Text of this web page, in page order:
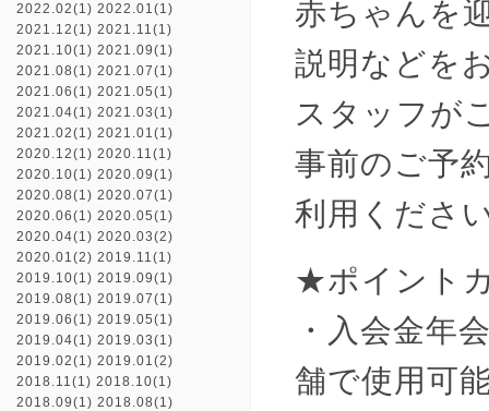
赤ちゃんを
説明などを
スタッフが
事前のご予
利用くださ
★ポイント
・入会金年
舗で使用可
2022.02(1) 2022.01(1)
2021.12(1) 2021.11(1)
2021.10(1) 2021.09(1)
2021.08(1) 2021.07(1)
2021.06(1) 2021.05(1)
2021.04(1) 2021.03(1)
2021.02(1) 2021.01(1)
2020.12(1) 2020.11(1)
2020.10(1) 2020.09(1)
2020.08(1) 2020.07(1)
2020.06(1) 2020.05(1)
2020.04(1) 2020.03(2)
2020.01(2) 2019.11(1)
2019.10(1) 2019.09(1)
2019.08(1) 2019.07(1)
2019.06(1) 2019.05(1)
2019.04(1) 2019.03(1)
2019.02(1) 2019.01(2)
2018.11(1) 2018.10(1)
2018.09(1) 2018.08(1)